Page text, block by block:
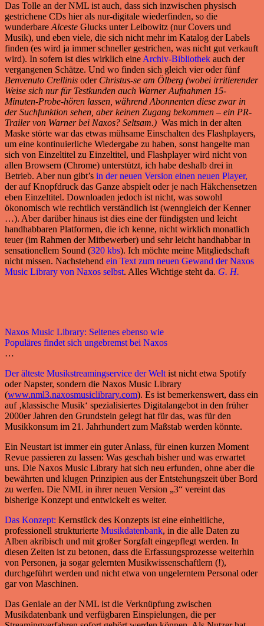
Das Tolle an der NML ist auch, dass sich inzwischen physisch
gestrichene CDs hier als nur-digitale wiederfinden, so die
wunderbare Alceste Glucks unter Leibowitz (nur Covers und
Musik), und eben viele, die sich nicht mehr im Katalog der Labels
finden (es wird ja immer schneller gestrichen, was nicht gut verkauft
wird). In sofern ist dies wirklich eine Archiv-Bibliothek auch der
vergangenen Schätze. Und wo finden sich gleich vier oder fünf
Benvenuto Crellinis oder Christus-se am Ölberg (wobei irritierender
Weise sich nur für Testkunden auch Warner Aufnahmen 15-
Minuten-Probe-hören lassen, während Abonnenten diese zwar in
der Suchfunktion sehen, aber keinen Zugang bekommen – ein PR-
Trailer von Warner bei Naxos? Seltsam.) Was mich in der alten
Maske störte war das etwas mühsame Einschalten des Flashplayers,
um eine kontinuierliche Wiedergabe zu haben, sonst hangelte man
sich von Einzeltitel zu Einzeltitel, und Flashplayer wird nicht von
allen Browsern (Chrome) unterstützt, ich habe deshalb drei in
Betrieb. Aber nun gibt’s in der neuen Version einen neuen Player,
der auf Knopfdruck das Ganze abspielt oder je nach Häkchensetzen
eben Einzeltitel. Downloaden jedoch ist nicht, was sowohl
ökonomisch wie rechtlich verständlich ist (wenngleich der Kenner
…). Aber darüber hinaus ist dies eine der fündigsten und leicht
handhabbaren Platformen, die ich kenne, nicht wirklich monatlich
teuer (im Rahmen der Mitbewerber) und sehr leicht handhabbar in
sensationellem Sound (320 kbs). Ich möchte meine Mitgliedschaft
nicht missen. Nachstehend ein Text zum neuen Gewand der Naxos
Music Library von Naxos selbst. Alles Wichtige steht da. G. H.
Naxos Music Library: Seltenes ebenso wie
Populäres findet sich ungebremst bei Naxos
…
Der älteste Musikstreamingservice der Welt ist nicht etwa Spotify
oder Napster, sondern die Naxos Music Library
(www.nml3.naxosmusiclibrary.com). Es ist bemerkenswert, dass ein
auf ‚klassische Musik‘ spezialisiertes Digitalangebot in den früher
2000er Jahren den Grundstein gelegt hat für das, was für den
Musikkonsum im 21. Jahrhundert zum Maßstab werden könnte.
Ein Neustart ist immer ein guter Anlass, für einen kurzen Moment
Revue passieren zu lassen: Was geschah bisher und was erwartet
uns. Die Naxos Music Library hat sich neu erfunden, ohne aber die
bewährten und klugen Prinzipien aus der Entstehungszeit über Bord
zu werfen. Die NML in ihrer neuen Version „3“ vereint das
bisherige Konzept und entwickelt es weiter.
Das Konzept: Kernstück des Konzepts ist eine einheitliche,
professionell strukturierte Musikdatenbank, in die alle Daten zu
Alben akribisch und mit großer Sorgfalt eingepflegt werden. In
diesen Zeiten ist zu betonen, dass die Erfassungsprozesse weiterhin
von Personen, ja sogar gelernten Musikwissenschaftlern (!),
durchgeführt werden und nicht etwa von ungelerntem Personal oder
gar von Maschinen.
Das Geniale an der NML ist die Verknüpfung zwischen
Musikdatenbank und verfügbaren Einspielungen, die per